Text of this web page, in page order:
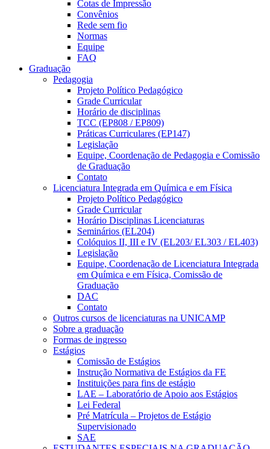
Cotas de Impressão
Convênios
Rede sem fio
Normas
Equipe
FAQ
Graduação
Pedagogia
Projeto Político Pedagógico
Grade Curricular
Horário de disciplinas
TCC (EP808 / EP809)
Práticas Curriculares (EP147)
Legislação
Equipe, Coordenação de Pedagogia e Comissão
de Graduação
Contato
Licenciatura Integrada em Química e em Física
Projeto Político Pedagógico
Grade Curricular
Horário Disciplinas Licenciaturas
Seminários (EL204)
Colóquios II, III e IV (EL203/ EL303 / EL403)
Legislação
Equipe, Coordenação de Licenciatura Integrada
em Química e em Física, Comissão de
Graduação
DAC
Contato
Outros cursos de licenciaturas na UNICAMP
Sobre a graduação
Formas de ingresso
Estágios
Comissão de Estágios
Instrução Normativa de Estágios da FE
Instituições para fins de estágio
LAE – Laboratório de Apoio aos Estágios
Lei Federal
Pré Matrícula – Projetos de Estágio
Supervisionado
SAE